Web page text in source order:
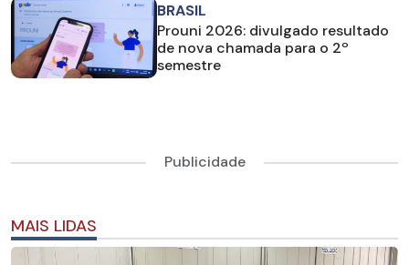
BRASIL
Prouni 2026: divulgado resultado
de nova chamada para o 2º
semestre
Publicidade
MAIS LIDAS